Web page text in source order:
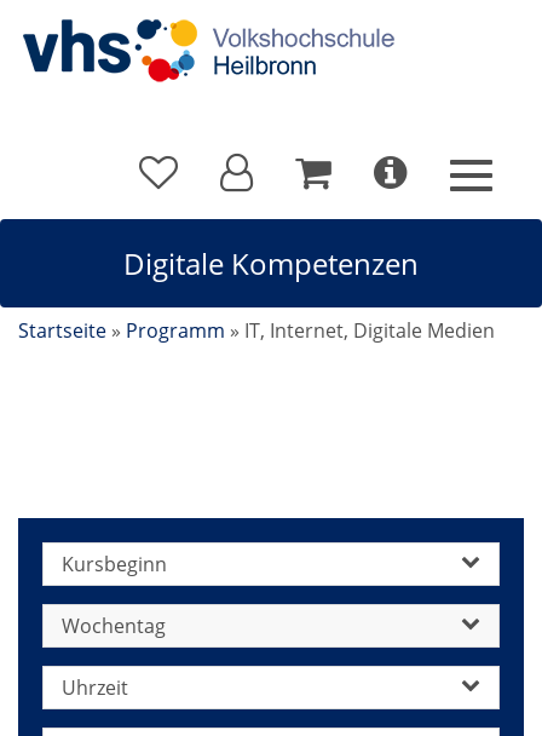
Digitale Kompetenzen
Startseite » Programm » IT, Internet, Digitale Medien
Kursbeginn
Wochentag
Uhrzeit